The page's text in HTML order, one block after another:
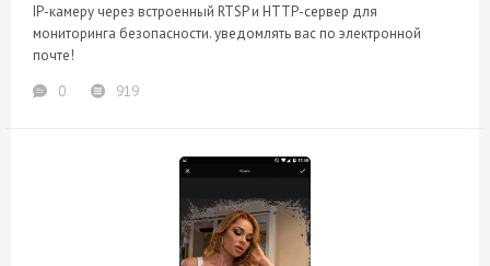
IP-камеру через встроенный RTSP и HTTP-сервер для
мониторинга безопасности. уведомлять вас по электронной
почте!
0
919